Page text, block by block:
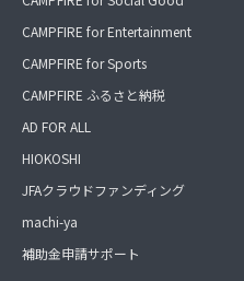
CAMPFIRE for Entertainment
CAMPFIRE for Sports
CAMPFIRE ふるさと納税
AD FOR ALL
HIOKOSHI
JFAクラウドファンディング
machi-ya
補助金申請サポート